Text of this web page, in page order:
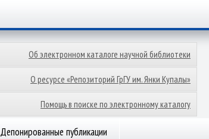
Об электронном каталоге научной библиотеки
О ресурсе «Репозиторий ГрГУ им. Янки Купалы»
Помощь в поиске по электронному каталогу
Депонированные публикации